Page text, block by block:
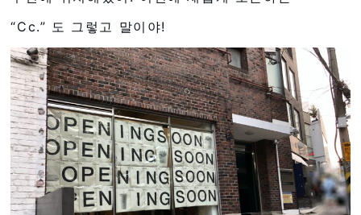
“Cc.” 도 그렇고 말이야!